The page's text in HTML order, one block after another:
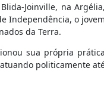
Joinville, na Argélia,
Independência, o jovem
da Terra.
sua própria prática
politicamente